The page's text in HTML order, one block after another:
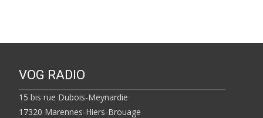
VOG RADIO
15 bis rue Dubois-Meynardie
17320 Marennes-Hiers-Brouage